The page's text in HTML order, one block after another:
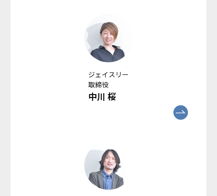
ジェイスリー
取締役
中川 桜